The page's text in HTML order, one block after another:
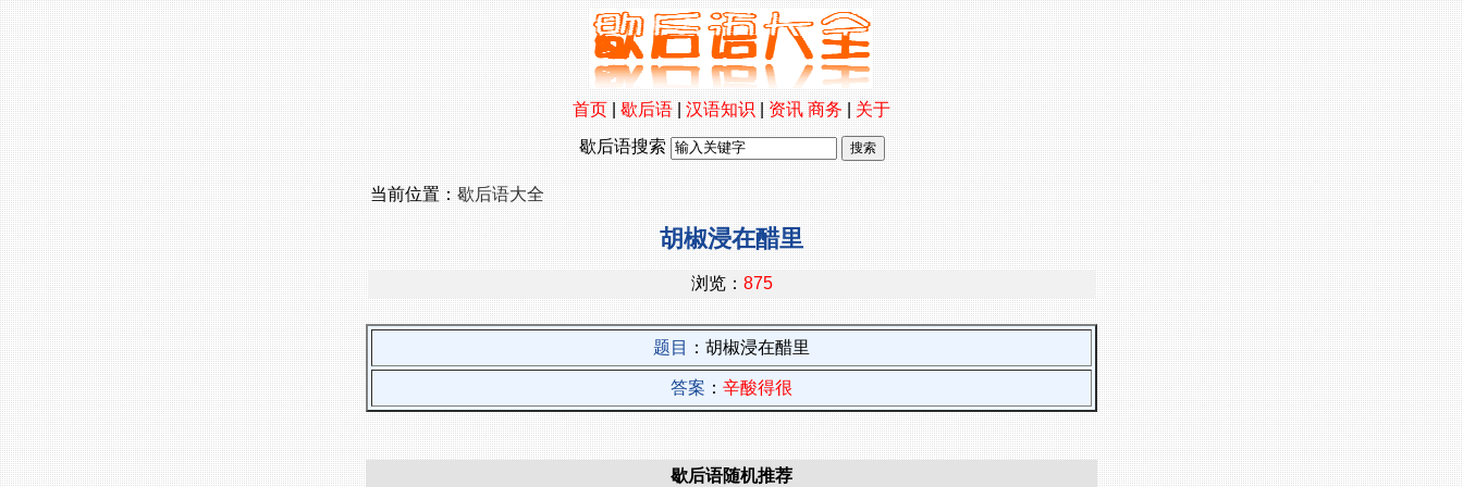
首页|歇后语|汉语知识|资讯 商务|关于
歇后语搜索
当前位置：歇后语大全
胡椒浸在醋里
浏览： 875
题目 ：胡椒浸在醋里
答案 ： 辛酸得很
歇后语随机推荐